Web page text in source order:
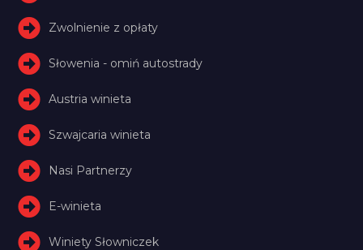
Zwolnienie z opłaty
Słowenia - omiń autostrady
Austria winieta
Szwajcaria winieta
Nasi Partnerzy
E-winieta
Winiety Słowniczek